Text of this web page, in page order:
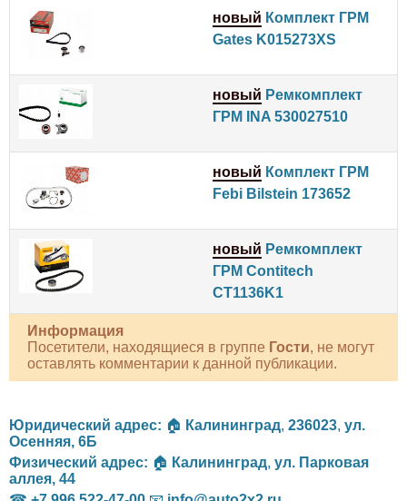
новый Комплект ГРМ
Gates K015273XS
новый Ремкомплект
ГРМ INA 530027510
новый Комплект ГРМ
Febi Bilstein 173652
новый Ремкомплект
ГРМ Contitech
CT1136K1
Информация
Посетители, находящиеся в группе Гости, не могут
оставлять комментарии к данной публикации.
Юридический адрес: 🏠 Калининград, 236023, ул.
Осенняя, 6Б
Физический адрес: 🏠 Калининград, ул. Парковая
аллея, 44